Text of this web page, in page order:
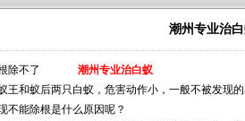
潮州专业治
蚁根除不了 潮州专业治白蚁
王和蚁后两只白蚁，危害动作小，一般不被发现
不能除根是什么原因呢？